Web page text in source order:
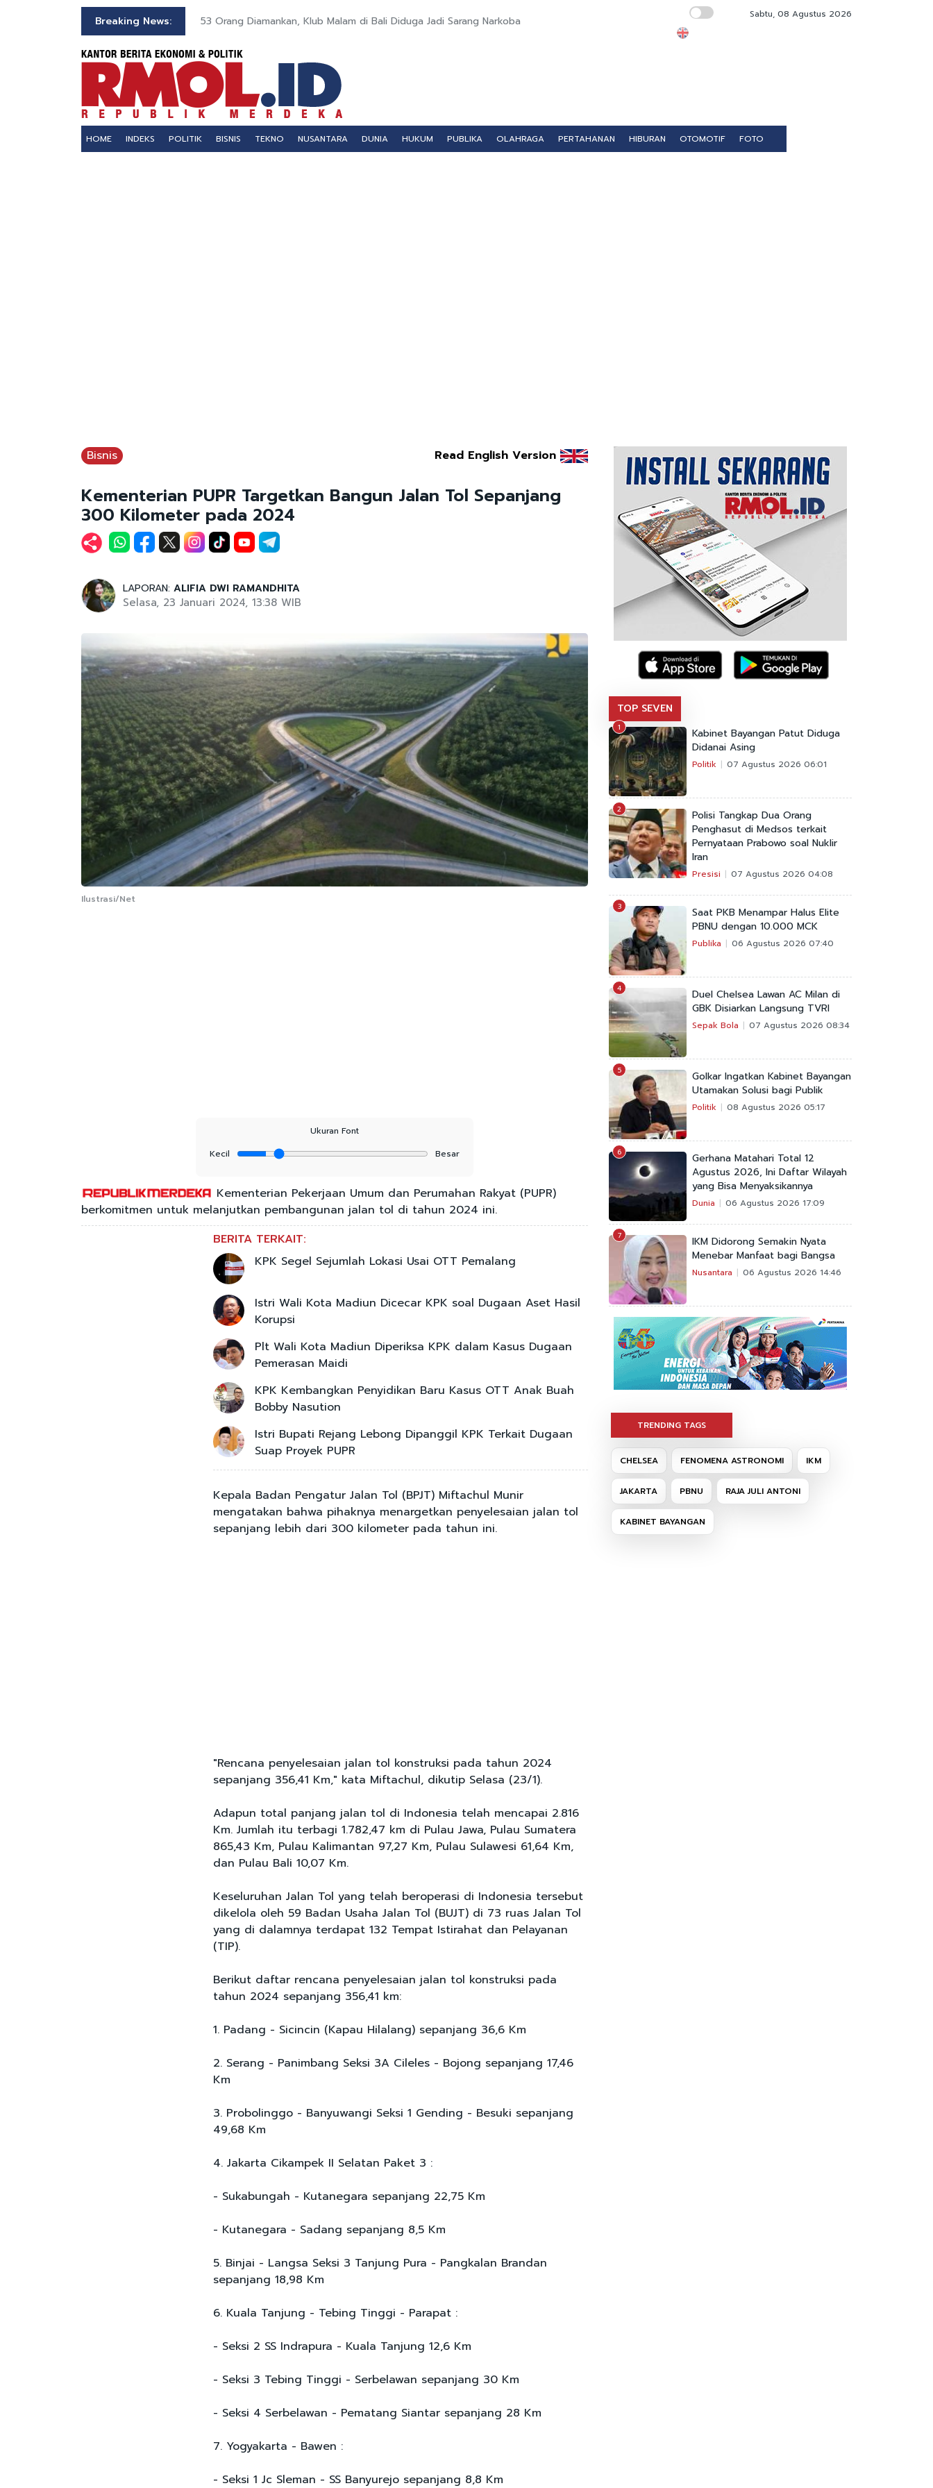
Breaking News: 53 Orang Diamankan, Klub Malam di Bali Diduga Jadi Sarang Narkoba 1.200 Personel Gabungan Amankan
Sabtu, 08 Agustus 2026
HOME INDEKS POLITIK BISNIS TEKNO NUSANTARA DUNIA HUKUM PUBLIKA OLAHRAGA PERTAHANAN HIBURAN OTOMOTIF FOTO
Bisnis Read English Version
Kementerian PUPR Targetkan Bangun Jalan Tol Sepanjang
300 Kilometer pada 2024
LAPORAN: ALIFIA DWI RAMANDHITA
Selasa, 23 Januari 2024, 13:38 WIB
Ilustrasi/Net
Ukuran Font
Kecil
Besar
Kementerian Pekerjaan Umum dan Perumahan Rakyat (PUPR)
berkomitmen untuk melanjutkan pembangunan jalan tol di tahun 2024 ini.
BERITA TERKAIT:
KPK Segel Sejumlah Lokasi Usai OTT Pemalang
Istri Wali Kota Madiun Dicecar KPK soal Dugaan Aset Hasil
Korupsi
Plt Wali Kota Madiun Diperiksa KPK dalam Kasus Dugaan
Pemerasan Maidi
KPK Kembangkan Penyidikan Baru Kasus OTT Anak Buah
Bobby Nasution
Istri Bupati Rejang Lebong Dipanggil KPK Terkait Dugaan
Suap Proyek PUPR
Kepala Badan Pengatur Jalan Tol (BPJT) Miftachul Munir
mengatakan bahwa pihaknya menargetkan penyelesaian jalan tol
sepanjang lebih dari 300 kilometer pada tahun ini.
"Rencana penyelesaian jalan tol konstruksi pada tahun 2024
sepanjang 356,41 Km," kata Miftachul, dikutip Selasa (23/1).
Adapun total panjang jalan tol di Indonesia telah mencapai 2.816
Km. Jumlah itu terbagi 1.782,47 km di Pulau Jawa, Pulau Sumatera
865,43 Km, Pulau Kalimantan 97,27 Km, Pulau Sulawesi 61,64 Km,
dan Pulau Bali 10,07 Km.
Keseluruhan Jalan Tol yang telah beroperasi di Indonesia tersebut
dikelola oleh 59 Badan Usaha Jalan Tol (BUJT) di 73 ruas Jalan Tol
yang di dalamnya terdapat 132 Tempat Istirahat dan Pelayanan
(TIP).
Berikut daftar rencana penyelesaian jalan tol konstruksi pada
tahun 2024 sepanjang 356,41 km:
1. Padang - Sicincin (Kapau Hilalang) sepanjang 36,6 Km
2. Serang - Panimbang Seksi 3A Cileles - Bojong sepanjang 17,46
Km
3. Probolinggo - Banyuwangi Seksi 1 Gending - Besuki sepanjang
49,68 Km
4. Jakarta Cikampek II Selatan Paket 3 :
- Sukabungah - Kutanegara sepanjang 22,75 Km
- Kutanegara - Sadang sepanjang 8,5 Km
5. Binjai - Langsa Seksi 3 Tanjung Pura - Pangkalan Brandan
sepanjang 18,98 Km
6. Kuala Tanjung - Tebing Tinggi - Parapat :
- Seksi 2 SS Indrapura - Kuala Tanjung 12,6 Km
- Seksi 3 Tebing Tinggi - Serbelawan sepanjang 30 Km
- Seksi 4 Serbelawan - Pematang Siantar sepanjang 28 Km
7. Yogyakarta - Bawen :
- Seksi 1 Jc Sleman - SS Banyurejo sepanjang 8,8 Km
TOP SEVEN
1
Kabinet Bayangan Patut Diduga
Didanai Asing
Politik 07 Agustus 2026 06:01
2
Polisi Tangkap Dua Orang
Penghasut di Medsos terkait
Pernyataan Prabowo soal Nuklir
Iran
Presisi 07 Agustus 2026 04:08
3
Saat PKB Menampar Halus Elite
PBNU dengan 10.000 MCK
Publika 06 Agustus 2026 07:40
4
Duel Chelsea Lawan AC Milan di
GBK Disiarkan Langsung TVRI
Sepak Bola 07 Agustus 2026 08:34
5
Golkar Ingatkan Kabinet Bayangan
Utamakan Solusi bagi Publik
Politik 08 Agustus 2026 05:17
6
Gerhana Matahari Total 12
Agustus 2026, Ini Daftar Wilayah
yang Bisa Menyaksikannya
Dunia 06 Agustus 2026 17:09
7
IKM Didorong Semakin Nyata
Menebar Manfaat bagi Bangsa
Nusantara 06 Agustus 2026 14:46
TRENDING TAGS
CHELSEA FENOMENA ASTRONOMI IKM
JAKARTA PBNU RAJA JULI ANTONI
KABINET BAYANGAN